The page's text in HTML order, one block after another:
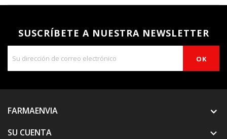
SUSCRÍBETE A NUESTRA NEWSLETTER
FARMAENVIA
SU CUENTA
